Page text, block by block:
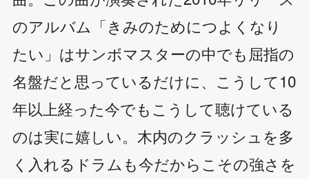
のアルバム「きみのためにつよくなり
たい」はサンボマスターの中でも屈指の
名盤だと思っているだけに、こうして10
年以上経った今でもこうして聴けている
のは実に嬉しい。木内のクラッシュを多
く入れるドラムも今だからこその強さを